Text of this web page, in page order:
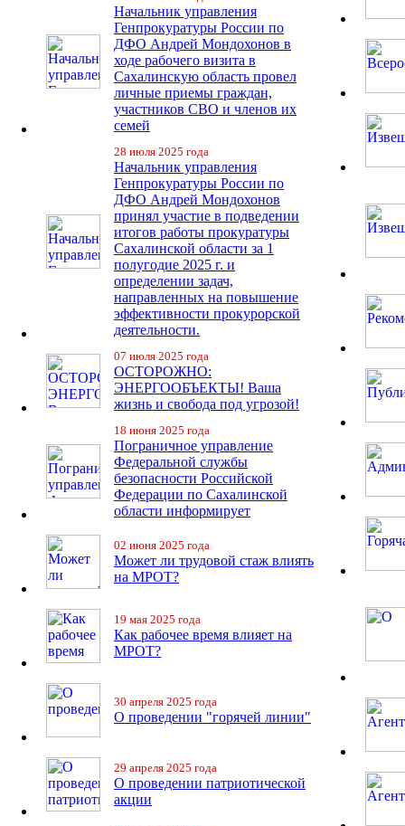
Начальник управления
Генпрокуратуры России по
ДФО Андрей Мондохонов в
ходе рабочего визита в
Сахалинскую область провел
личные приемы граждан,
участников СВО и членов их
семей
28 июля 2025 года
Начальник управления
Генпрокуратуры России по
ДФО Андрей Мондохонов
принял участие в подведении
итогов работы прокуратуры
Сахалинской области за 1
полугодие 2025 г. и
определении задач,
направленных на повышение
эффективности прокурорской
деятельности.
07 июля 2025 года
ОСТОРОЖНО:
ЭНЕРГООБЪЕКТЫ! Ваша
жизнь и свобода под угрозой!
18 июня 2025 года
Пограничное управление
Федеральной службы
безопасности Российской
Федерации по Сахалинской
области информирует
02 июня 2025 года
Может ли трудовой стаж влиять
на МРОТ?
19 мая 2025 года
Как рабочее время влияет на
МРОТ?
30 апреля 2025 года
О проведении "горячей линии"
29 апреля 2025 года
О проведении патриотической
акции